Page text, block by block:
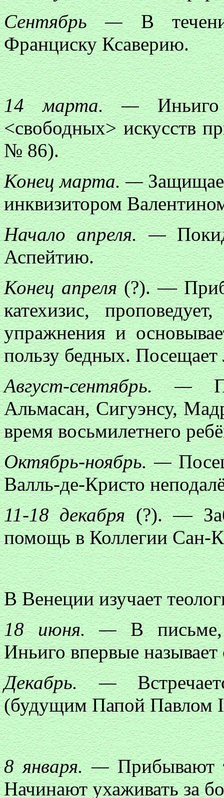
Сентябрь —В
Франциску Ксаверию.
14 марта. —Иньиго
<свободных> искусств
№ 86).
Конец марта. —
инквизитором
Начало апреля. —
Аспейтию.
Конец апреля(?). —
катехизис,
упражнения и
пользу бедных. Посещает
Август-сентябрь. —
Альмасан, Сигуэнсу,
время восьмилетнего
Октябрь-ноябрь. —
Валль-де-Кристо
11-18 декабря(?). —
помощь в Коллегии Сан-
В Венеции изучает
18 июня. —В письме,
Иньиго впервые
Декабрь. —
(будущим Папой Павлом
8 января. —Прибывают
Начинают ухаживать за